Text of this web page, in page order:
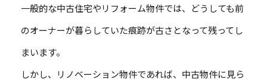
一般的な中古住宅やリフォーム物件では、どうしても前
のオーナーが暮らしていた痕跡が古さとなって残ってし
まいます。
しかし、リノベーション物件であれば、中古物件に見ら